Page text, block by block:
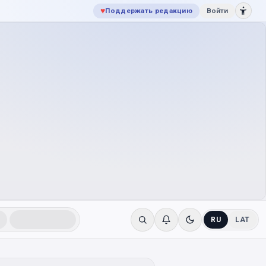
♥Поддержать редакцию Войти
RU LAT